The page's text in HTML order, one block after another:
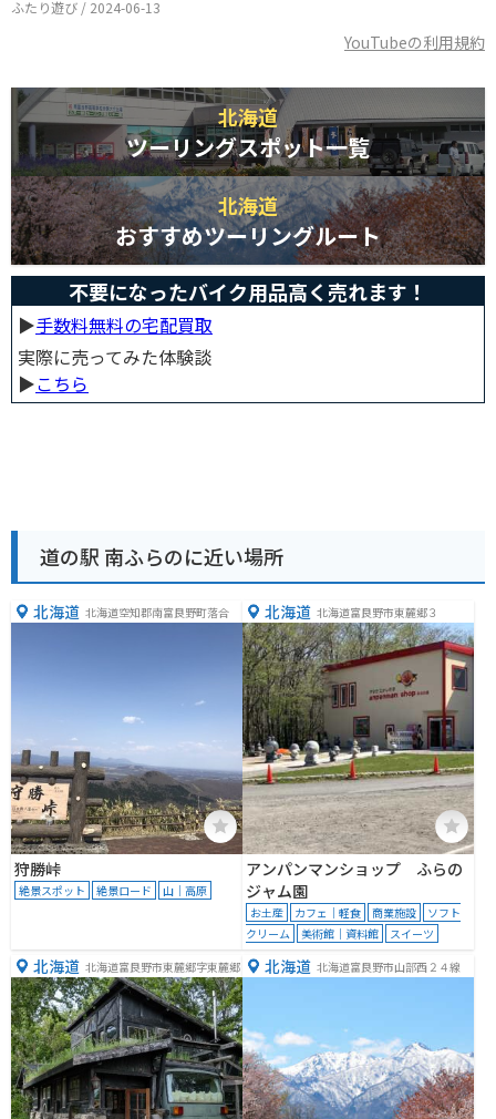
ふたり遊び / 2024-06-13
YouTubeの利用規約
北海道
ツーリングスポット一覧
北海道
おすすめツーリングルート
不要になったバイク用品高く売れます！
▶︎手数料無料の宅配買取
実際に売ってみた体験談
▶︎こちら
道の駅 南ふらのに近い場所
北海道 北海道空知郡南富良野町落合
狩勝峠
絶景スポット 絶景ロード 山｜高原
北海道 北海道富良野市東麓郷３
アンパンマンショップ ふらの
ジャム園
お土産 カフェ｜軽食 商業施設
ソフト
クリーム
美術館｜資料館 スイーツ
北海道 北海道富良野市東麓郷字東麓郷 北海道 北海道富良野市山部西２４線